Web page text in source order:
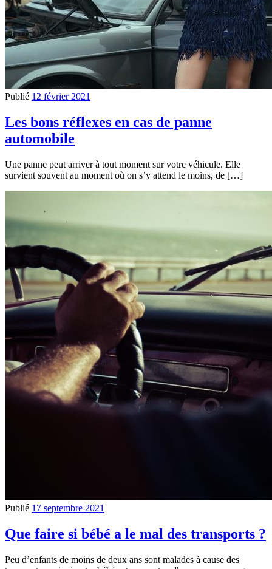
Publié 12 février 2021
Les bons réflexes en cas de panne
automobile
Une panne peut arriver à tout moment sur votre véhicule. Elle
survient souvent au moment où on s’y attend le moins, de […]
Publié 17 septembre 2021
Que faire si bébé a le mal des transports ?
Peu d’enfants de moins de deux ans sont malades à cause des